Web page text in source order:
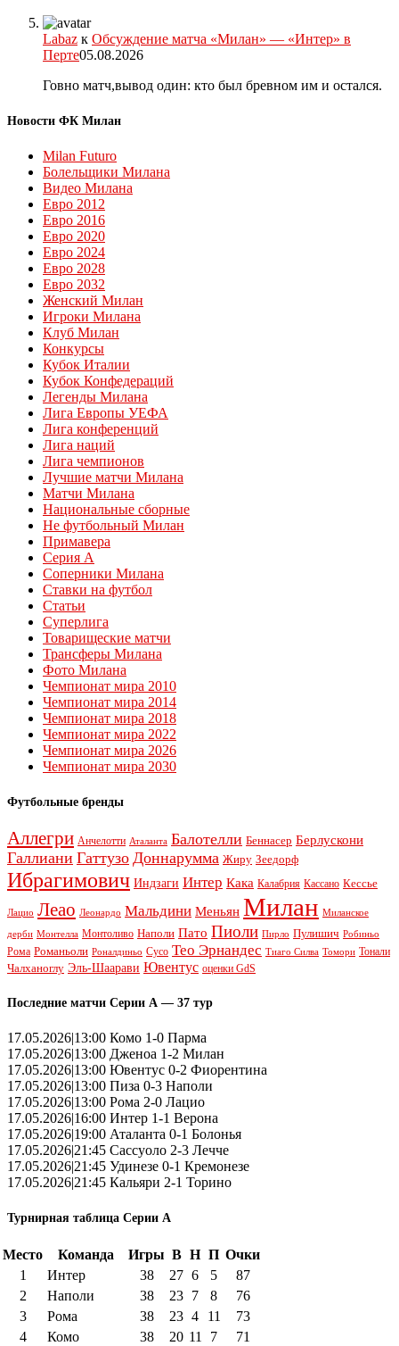
Labaz к Обсуждение матча «Милан» — «Интер» в
Перте05.08.2026
Говно матч,вывод один: кто был бревном им и остался.
Новости ФК Милан
Milan Futuro
Болельщики Милана
Видео Милана
Евро 2012
Евро 2016
Евро 2020
Евро 2024
Евро 2028
Евро 2032
Женский Милан
Игроки Милана
Клуб Милан
Конкурсы
Кубок Италии
Кубок Конфедераций
Легенды Милана
Лига Европы УЕФА
Лига конференций
Лига наций
Лига чемпионов
Лучшие матчи Милана
Матчи Милана
Национальные сборные
Не футбольный Милан
Примавера
Серия А
Соперники Милана
Ставки на футбол
Статьи
Суперлига
Товарищеские матчи
Трансферы Милана
Фото Милана
Чемпионат мира 2010
Чемпионат мира 2014
Чемпионат мира 2018
Чемпионат мира 2022
Чемпионат мира 2026
Чемпионат мира 2030
Футбольные бренды
Аллегри Анчелотти Аталанта Балотелли Беннасер Берлускони
Галлиани Гаттузо Доннарумма Жиру Зеедорф
Ибрагимович Индзаги Интер Кака Калабрия Кассано Кессье
Лацио Леао Леонардо Мальдини Меньян Милан Миланское
дерби Монтелла Монтоливо Наполи Пато Пиоли Пирло Пулишич Робиньо
Рома Романьоли Роналдиньо Сусо Тео Эрнандес Тиаго Силва Томори Тонали
Чалханоглу Эль-Шаарави Ювентус оценки GdS
Последние матчи Серии А — 37 тур
17.05.2026|13:00 Комо 1-0 Парма
17.05.2026|13:00 Дженоа 1-2 Милан
17.05.2026|13:00 Ювентус 0-2 Фиорентина
17.05.2026|13:00 Пиза 0-3 Наполи
17.05.2026|13:00 Рома 2-0 Лацио
17.05.2026|16:00 Интер 1-1 Верона
17.05.2026|19:00 Аталанта 0-1 Болонья
17.05.2026|21:45 Сассуоло 2-3 Лечче
17.05.2026|21:45 Удинезе 0-1 Кремонезе
17.05.2026|21:45 Кальяри 2-1 Торино
Турнирная таблица Серии А
Место Команда Игры В Н П Очки
1
Интер 38 27 6 5
87
2
Наполи 38 23 7 8
76
3
Рома 38 23 4 11
73
4
Комо 38 20 11 7
71